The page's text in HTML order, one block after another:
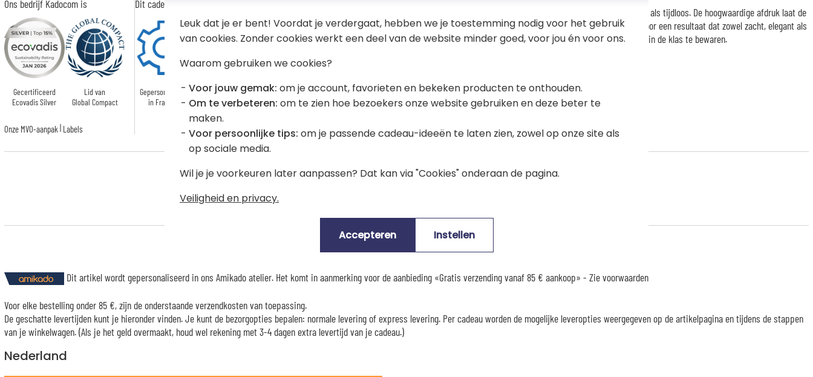
Ons bedrijf Kadocom is
Gecertificeerd
Ecovadis Silver
Lid van
Global Compact
Onze MVO-aanpak | Labels
Dit cadeau is
Gepersonaliseerd
in Frankrijk
Gemaakt van natuurlijk hout, is elke doos zowel stevig, esthetisch als tijdloos. De hoogwaardige afdruk laat de
bloemige en schoolse illustraties prachtig tot hun recht komen, voor een resultaat dat zowel zacht, elegant als
symbolisch is. Perfect om de waardevolle momenten van een jaar in de klas te bewaren.
Reviews
Er is tot nu toe nog geen review voor dit artikel. Wees de eerste en krijg van ons trouw
Levertijd en verzendkosten
Dit artikel wordt gepersonaliseerd in ons Amikado atelier. Het komt in aanmerking voor de aanbieding «Gratis verzending vanaf 85 € aankoop» - Zie voorwaarden
Voor elke bestelling onder 85 €, zijn de onderstaande verzendkosten van toepassing.
De geschatte levertijden kunt je hieronder vinden. Je kunt de bezorgopties bepalen: normale levering of express levering. Per cadeau worden de mogelijke leveropties weergegeven op de artikelpagina en tijdens de stappen
van je winkelwagen. (Als je het geld overmaakt, houd wel rekening met 3-4 dagen extra levertijd van je cadeau.)
Nederland
Leuk dat je er bent! Voordat je verdergaat, hebben we je toestemming nodig voor het gebruik
van cookies. Zonder cookies werkt een deel van de website minder goed, voor jou én voor ons.
Waarom gebruiken we cookies?
Voor jouw gemak: om je account, favorieten en bekeken producten te onthouden.
Om te verbeteren: om te zien hoe bezoekers onze website gebruiken en deze beter te
maken.
Voor persoonlijke tips: om je passende cadeau-ideeën te laten zien, zowel op onze site als
op sociale media.
Wil je je voorkeuren later aanpassen? Dat kan via "Cookies" onderaan de pagina.
Veiligheid en privacy.
Accepteren Instellen